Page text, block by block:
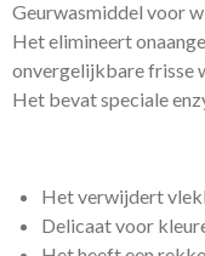
Geurwasmiddel voor
Het elimineert
onvergelijkbare frisse
Het bevat speciale
Het verwijdert
Delicaat voor